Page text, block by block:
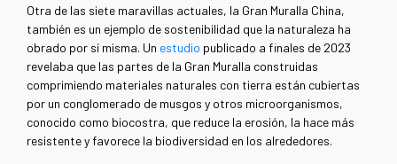
Otra de las siete maravillas actuales, la Gran Muralla China,
también es un ejemplo de sostenibilidad que la naturaleza ha
obrado por sí misma. Un estudio publicado a finales de 2023
revelaba que las partes de la Gran Muralla construidas
comprimiendo materiales naturales con tierra están cubiertas
por un conglomerado de musgos y otros microorganismos,
conocido como biocostra, que reduce la erosión, la hace más
resistente y favorece la biodiversidad en los alrededores.